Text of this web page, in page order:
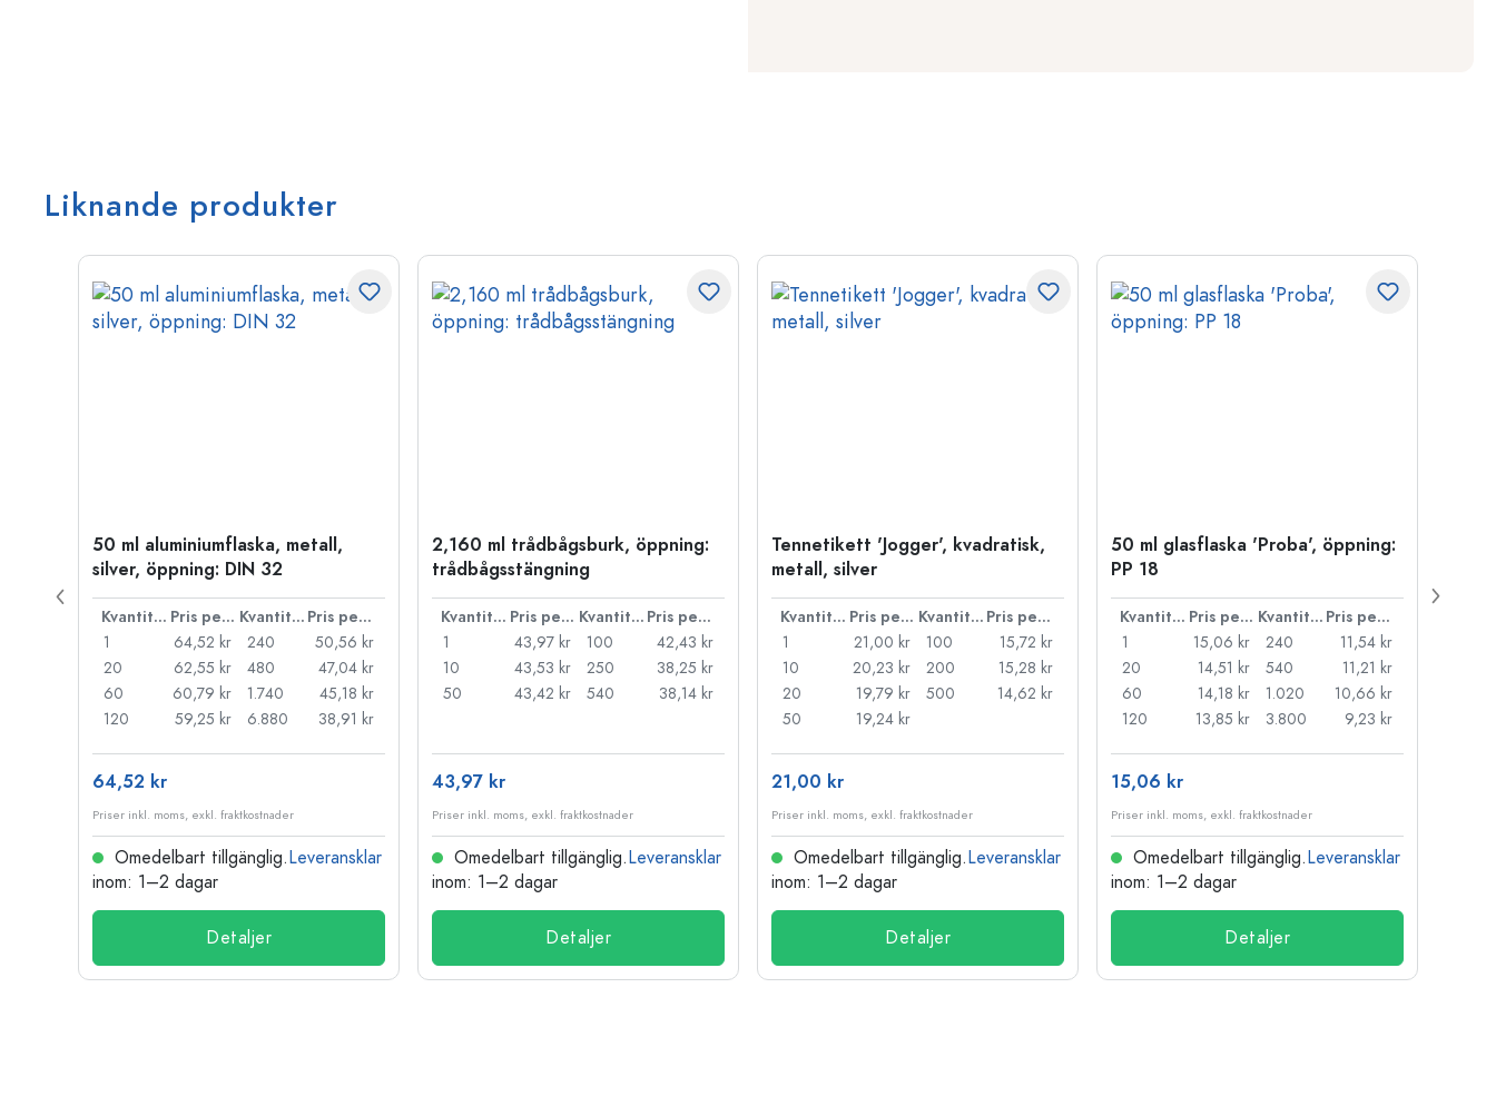
Liknande produkter
50 ml aluminiumflaska, metall,
silver, öppning: DIN 32
Kvantitet Pris per styck Kvantitet
Pris per styck
1
64,52 kr
20
62,55 kr
60
60,79 kr
120
59,25 kr
240
50,56 kr
480
47,04 kr
1.740
45,18 kr
6.880
38,91 kr
64,52 kr
Priser inkl. moms, exkl. fraktkostnader
Omedelbart tillgänglig.Leveransklar
inom: 1–2 dagar
Detaljer
2,160 ml trådbågsburk, öppning:
trådbågsstängning
Kvantitet Pris per styck Kvantitet
Pris per styck
1
43,97 kr
10
43,53 kr
50
43,42 kr
100
42,43 kr
250
38,25 kr
540
38,14 kr
43,97 kr
Priser inkl. moms, exkl. fraktkostnader
Omedelbart tillgänglig.Leveransklar
inom: 1–2 dagar
Detaljer
Tennetikett 'Jogger', kvadratisk,
metall, silver
Kvantitet Pris per styck Kvantitet
Pris per styck
1
21,00 kr
10
20,23 kr
20
19,79 kr
50
19,24 kr
100
15,72 kr
200
15,28 kr
500
14,62 kr
21,00 kr
Priser inkl. moms, exkl. fraktkostnader
Omedelbart tillgänglig.Leveransklar
inom: 1–2 dagar
Detaljer
50 ml glasflaska 'Proba', öppning:
PP 18
Kvantitet Pris per styck Kvantitet
Pris per styck
1
15,06 kr
20
14,51 kr
60
14,18 kr
120
13,85 kr
240
11,54 kr
540
11,21 kr
1.020
10,66 kr
3.800
9,23 kr
15,06 kr
Priser inkl. moms, exkl. fraktkostnader
Omedelbart tillgänglig.Leveransklar
inom: 1–2 dagar
Detaljer